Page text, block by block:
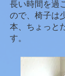
長い時間を過
ので、椅子は
本、ちょっと
す。